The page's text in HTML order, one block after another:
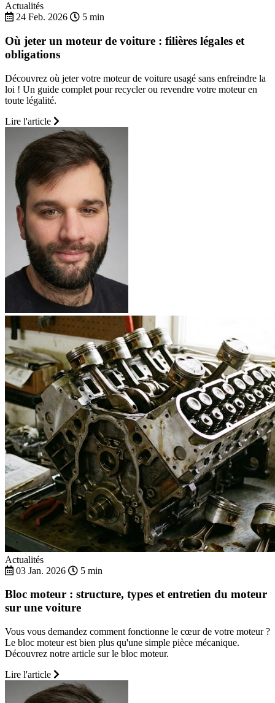
Actualités
24 Feb. 2026
5 min
Où jeter un moteur de voiture : filières légales et
obligations
Découvrez où jeter votre moteur de voiture usagé sans enfreindre la
loi ! Un guide complet pour recycler ou revendre votre moteur en
toute légalité.
Lire l'article
Actualités
03 Jan. 2026
5 min
Bloc moteur : structure, types et entretien du moteur
sur une voiture
Vous vous demandez comment fonctionne le cœur de votre moteur ?
Le bloc moteur est bien plus qu'une simple pièce mécanique.
Découvrez notre article sur le bloc moteur.
Lire l'article